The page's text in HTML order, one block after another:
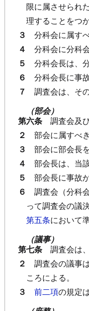
限に属させられ
理することをつ
３ 分科会に属す
４ 分科会に分科
５ 分科会長は、
６ 分科会長に事
７ 調査会は、そ
（部会）
第六条 調査会及
２ 部会に属すべ
３ 部会に部会長
４ 部会長は、当
５ 部会長に事故
６ 調査会（分科
って調査会の議
第五条において
（議事）
第七条 調査会は
２ 調査会の議事
ころによる。
３ 前二項の規定